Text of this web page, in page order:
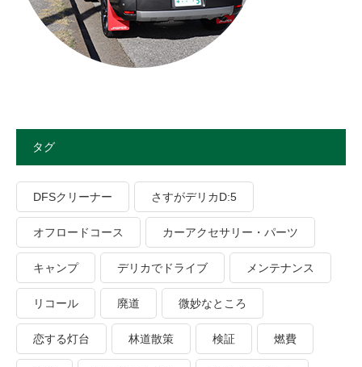
タグ
DFSクリーナー さすがデリカD:5
オフロードコース カーアクセサリー・パーツ
キャンプ デリカでドライブ メンテナンス
リコール 廃道 微妙なところ
恋する灯台 林道散策 検証 燃費